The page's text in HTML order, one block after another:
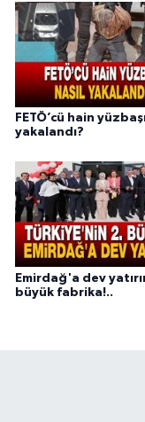
FETÖ’cü hain
yakalandı?
Emirdağ'a dev
büyük fabrika!..